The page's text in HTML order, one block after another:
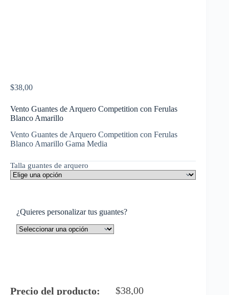
$38,00
Vento Guantes de Arquero Competition con Ferulas
Blanco Amarillo
Vento Guantes de Arquero Competition con Ferulas
Blanco Amarillo Gama Media
Talla guantes de arquero
¿Quieres personalizar tus guantes?
Precio del producto: $38,00